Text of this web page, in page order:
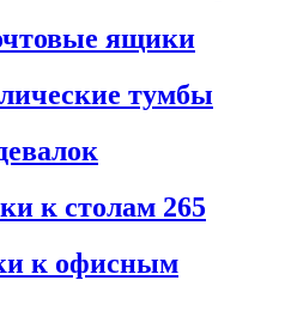
ящики
тумбы
к столам 265
к офисным